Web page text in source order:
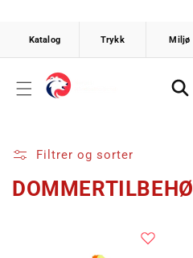
innholdet
Filtrer og sorter